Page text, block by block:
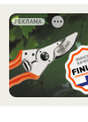
РЕКЛАМА